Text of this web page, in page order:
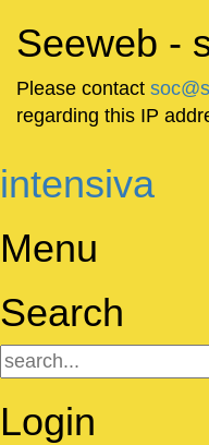
Seeweb -
Please contact
regarding this IP
intensiva
Menu
Search
Login